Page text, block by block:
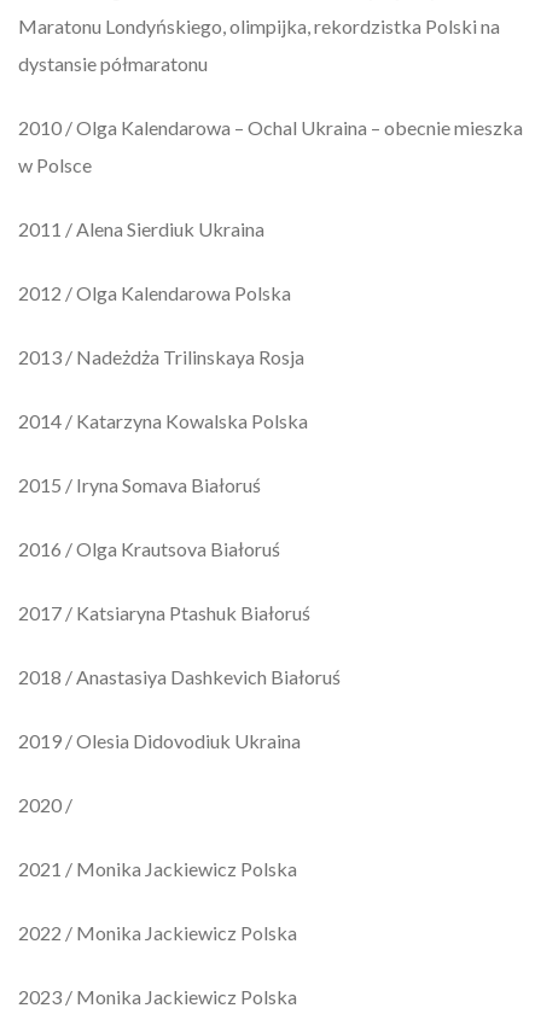
Maratonu Londyńskiego, olimpijka, rekordzistka Polski na
dystansie półmaratonu
2010 / Olga Kalendarowa – Ochal Ukraina – obecnie mieszka
w Polsce
2011 / Alena Sierdiuk Ukraina
2012 / Olga Kalendarowa Polska
2013 / Nadeżdża Trilinskaya Rosja
2014 / Katarzyna Kowalska Polska
2015 / Iryna Somava Białoruś
2016 / Olga Krautsova Białoruś
2017 / Katsiaryna Ptashuk Białoruś
2018 / Anastasiya Dashkevich Białoruś
2019 / Olesia Didovodiuk Ukraina
2020 /
2021 / Monika Jackiewicz Polska
2022 / Monika Jackiewicz Polska
2023 / Monika Jackiewicz Polska